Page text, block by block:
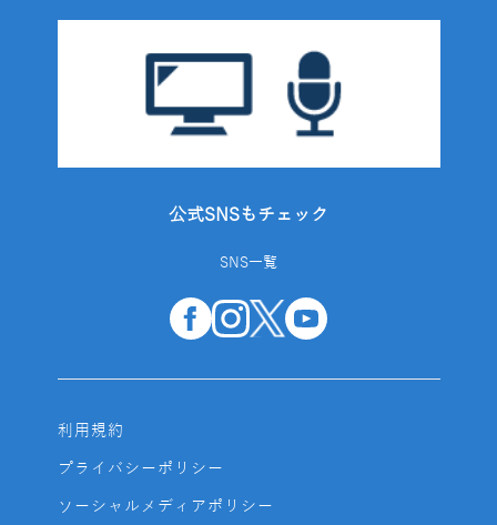
公式SNSもチェック
SNS一覧
利用規約
プライバシーポリシー
ソーシャルメディアポリシー